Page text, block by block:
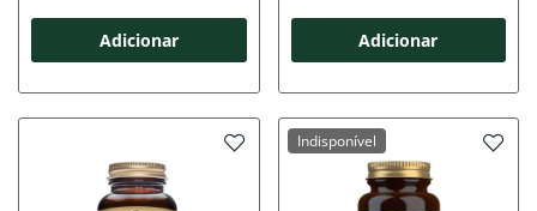
Adicionar Adicionar
Indisponível